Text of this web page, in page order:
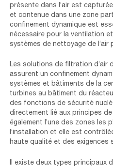
présente dans l’air est
et contenue dans une zone
confinement dynamique est
nécessaire pour la ventilation et
systèmes de nettoyage de l’air
Les solutions de filtration d’air
assurent un confinement
systèmes et bâtiments de la
turbines au bâtiment du
des fonctions de sécurité
directement lié aux principes
également l’une des zones les
l’installation et elle est
haute qualité et des exigences
Il existe deux types principaux